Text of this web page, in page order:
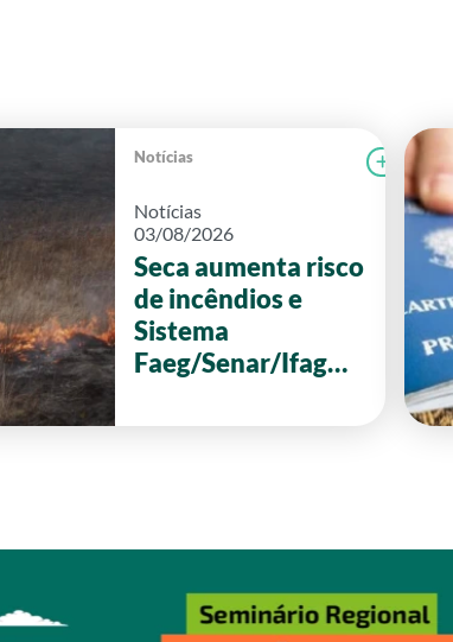
Notícias
Notícias
03/08/2026
Seca aumenta risco
de incêndios e
Sistema
Faeg/Senar/Ifag
Ler